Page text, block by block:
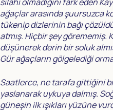
ağaçlar arasında şuursuzca
tükenip dizlerinin bağı
atmış. Hiçbir şey
düşünerek derin bir soluk
Gür ağaçların gölgelediği
Saatlerce, ne tarafa gittiğini
yaslanarak uykuya dalmış.
güneşin ilk ışıkları yüzüne